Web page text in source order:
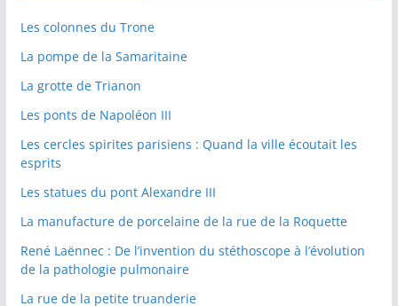
Les colonnes du Trone
La pompe de la Samaritaine
La grotte de Trianon
Les ponts de Napoléon III
Les cercles spirites parisiens : Quand la ville écoutait les
esprits
Les statues du pont Alexandre III
La manufacture de porcelaine de la rue de la Roquette
René Laënnec : De l’invention du stéthoscope à l’évolution
de la pathologie pulmonaire
La rue de la petite truanderie